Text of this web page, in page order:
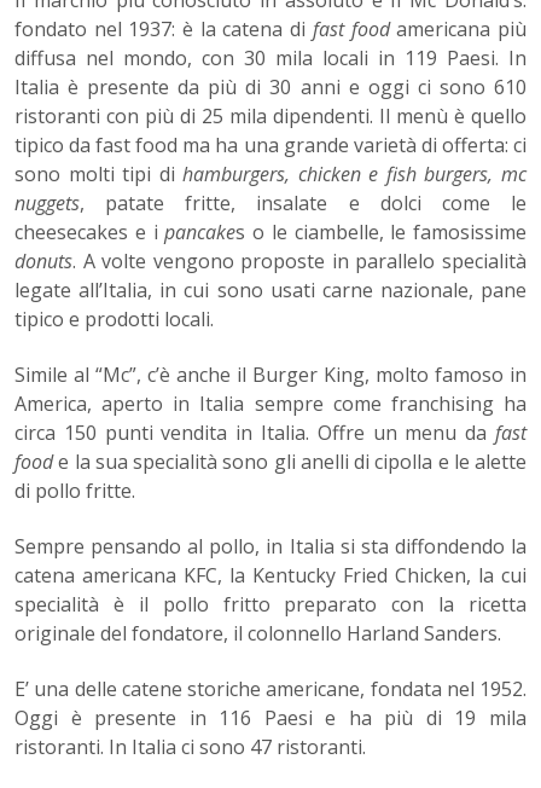
fondato nel 1937: è la catena di fast foodamericana più
diffusa nel mondo, con 30 mila locali in 119 Paesi. In
Italia è presente da più di 30 anni e oggi ci sono 610
ristoranti con più di 25 mila dipendenti. Il menù è quello
tipico da fast food ma ha una grande varietà di offerta: ci
sono molti tipi dihamburgers, chicken e fish burgers, mc
nuggets, patate fritte, insalate e dolci come le
cheesecakes e ipancakes o le ciambelle, le famosissime
donuts. A volte vengono proposte in parallelo specialità
legate all’Italia, in cui sono usati carne nazionale, pane
tipico e prodotti locali.
Simile al “Mc”, c’è anche il Burger King, molto famoso in
America, aperto in Italia sempre come franchising ha
circa 150 punti vendita in Italia. Offre un menu da fast
foode la sua specialità sono gli anelli di cipolla e le alette
di pollo fritte.
Sempre pensando al pollo, in Italia si sta diffondendo la
catena americana KFC, la Kentucky Fried Chicken, la cui
specialità è il pollo fritto preparato con la ricetta
originale del fondatore, il colonnello Harland Sanders.
E’ una delle catene storiche americane, fondata nel 1952.
Oggi è presente in 116 Paesi e ha più di 19 mila
ristoranti. In Italia ci sono 47 ristoranti.